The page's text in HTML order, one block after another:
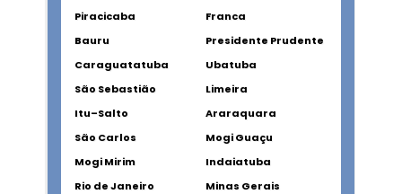
Piracicaba
Franca
Bauru
Presidente Prudente
Caraguatatuba
Ubatuba
São Sebastião
Limeira
Itu–Salto
Araraquara
São Carlos
Mogi Guaçu
Mogi Mirim
Indaiatuba
Rio de Janeiro
Minas Gerais